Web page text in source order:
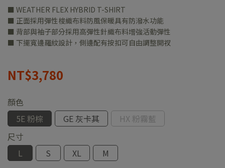
■ WEATHER FLEX HYBRID T-SHIRT
■ 正面採用彈性梭織布料防風保暖具有防潑水功能
■ 背部與袖子部分採用高彈性針織布料增強活動彈性
■ 下擺寬邊羅紋設計，側邊配有按扣可自由調整開衩
NT$3,780
顏色
5E 粉棕
GE 灰卡其
HX 粉霧藍
尺寸
L
S XL M